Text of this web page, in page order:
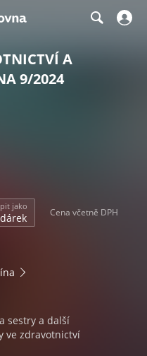
A
9/2024
jako
dárek Cena včetně DPH
sestry a další
ve zdravotnictví